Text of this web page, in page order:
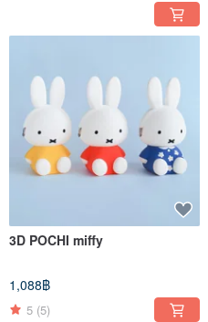
3D POCHI miffy
1,088฿
5 (5)